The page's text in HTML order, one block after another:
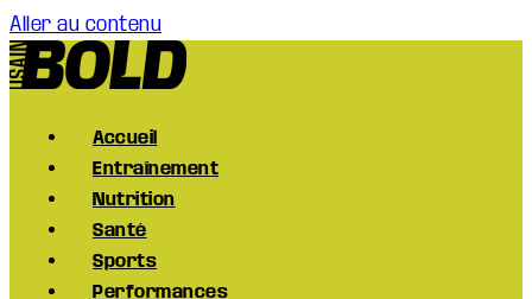
Aller au contenu
Accueil
Entraînement
Nutrition
Santé
Sports
Performances